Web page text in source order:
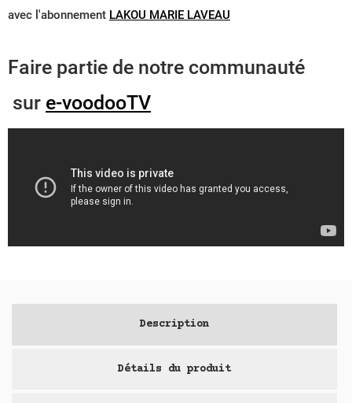
avec l'abonnement LAKOU MARIE LAVEAU
Faire partie de notre communauté
sur e-voodooTV
Description
Détails du produit